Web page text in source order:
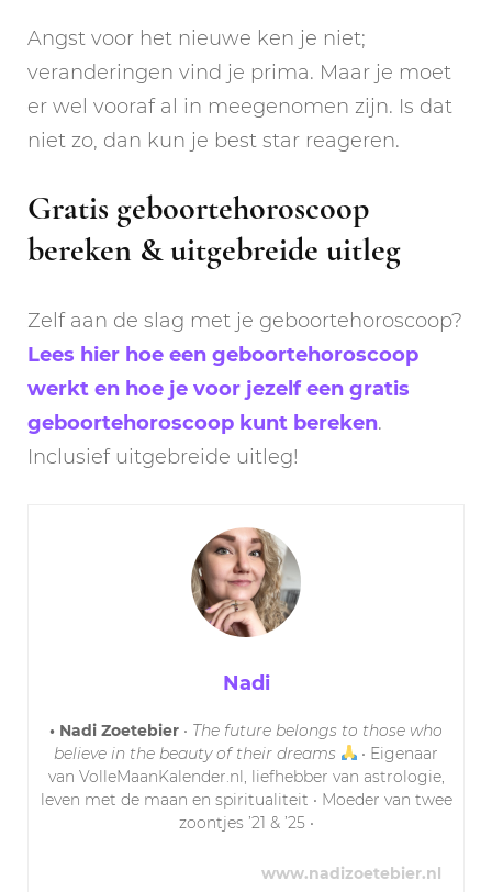
Angst voor het nieuwe ken je niet;
veranderingen vind je prima. Maar je moet
er wel vooraf al in meegenomen zijn. Is dat
niet zo, dan kun je best star reageren.
Gratis geboortehoroscoop
bereken & uitgebreide uitleg
Zelf aan de slag met je geboortehoroscoop?
Lees hier hoe een geboortehoroscoop
werkt en hoe je voor jezelf een gratis
geboortehoroscoop kunt bereken.
Inclusief uitgebreide uitleg!
Nadi
• Nadi Zoetebier • The future belongs to those who
believe in the beauty of their dreams
• Eigenaar
van VolleMaanKalender.nl, liefhebber van astrologie,
leven met de maan en spiritualiteit • Moeder van twee
zoontjes ’21 & ’25 •
www.nadizoetebier.nl